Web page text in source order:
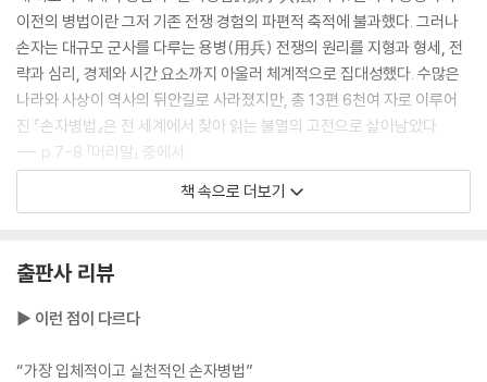
· 적임자를 골라 믿고 맡겨라 - 제갈량과 조조의 용인술
· 배경이 아닌 능력을 보라 - 세종대왕의 인재 등용
· 경영의 근본은 인재를 얻는 데 있다 - 당 태종의 믿음과 보답
· 사람의 일이 곧 모든 일을 좌우한다 - 측천무후의 군자만조(君子滿朝)
· 허물보다 본질에 집중하라 - 술주정꾼을 사령관에 임용한 링컨
제6편│허실虛實 허실을 꿰뚫어 주도권을 잡아라
· 상대가 원하는 대로 끌려다니지 마라 - 영락제의 몽골 원정
나를 감추어 적을 드러내라
· 속내를 감추고 결정타를 날려라 - 일곱 나라의 반란을 제압한 주아부
이전의 병법이란 그저 기존 전쟁 경험의 파편적 축적에 불과했다. 그러나
손자는 대규모 군사를 다루는 용병(用兵) 전쟁의 원리를 지형과 형세, 전
략과 심리, 경제와 시간 요소까지 아울러 체계적으로 집대성했다. 수많은
나라와 사상이 역사의 뒤안길로 사라졌지만, 총 13편 6천여 자로 이루어
진 『손자병법』은 전 세계에서 찾아 읽는 불멸의 고전으로 살아남았다.
--- p.7-8 「머리말」 중에서
『손자병법』의 핵심 사상은 “먼저 필승의 형세를 갖춘 뒤에야 싸움을 시작
전편에 걸쳐 일관적으로 승산 없는 전쟁을 시작해서는 안 되며, 반드시 유
리한 형세를 조성한 뒤에 작전을 실행해야 한다는 확고한 원칙을 제시한
--- p. 24「제1편│계」 중에서
책 속으로 더보기
출판사 리뷰
▶ 이런 점이 다르다
“가장 입체적이고 실천적인 손자병법”